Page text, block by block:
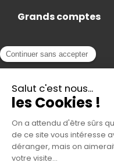
Grands comptes
Actualités
Contact